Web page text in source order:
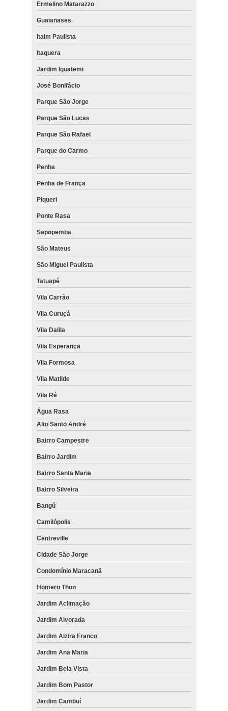
Ermelino Matarazzo
Guaianases
Itaim Paulista
Itaquera
Jardim Iguatemi
José Bonifácio
Parque São Jorge
Parque São Lucas
Parque São Rafael
Parque do Carmo
Penha
Penha de França
Piqueri
Ponte Rasa
Sapopemba
São Mateus
São Miguel Paulista
Tatuapé
Vila Carrão
Vila Curuçá
Vila Dalila
Vila Esperança
Vila Formosa
Vila Matilde
Vila Ré
Água Rasa
Alto Santo André
Bairro Campestre
Bairro Jardim
Bairro Santa Maria
Bairro Silveira
Bangú
Camilópolis
Centreville
Cidade São Jorge
Condomínio Maracanã
Homero Thon
Jardim Aclimação
Jardim Alvorada
Jardim Alzira Franco
Jardim Ana Maria
Jardim Bela Vista
Jardim Bom Pastor
Jardim Cambuí